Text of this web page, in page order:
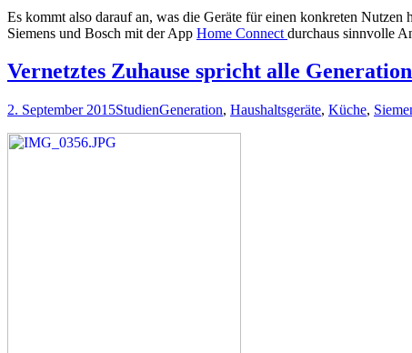
Es kommt also darauf an, was die Geräte für einen konkreten
Siemens und Bosch mit der App Home Connect durchaus sinnvolle
Vernetztes Zuhause spricht alle
2. September 2015StudienGeneration, Haushaltsgeräte, Küche,